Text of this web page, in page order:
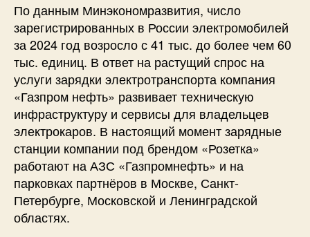
По данным Минэкономразвития, число
зарегистрированных в России электромобилей
за 2024 год возросло с 41 тыс. до более чем 60
тыс. единиц. В ответ на растущий спрос на
услуги зарядки электротранспорта компания
«Газпром нефть» развивает техническую
инфраструктуру и сервисы для владельцев
электрокаров. В настоящий момент зарядные
станции компании под брендом «Розетка»
работают на АЗС «Газпромнефть» и на
парковках партнёров в Москве, Санкт-
Петербурге, Московской и Ленинградской
областях.